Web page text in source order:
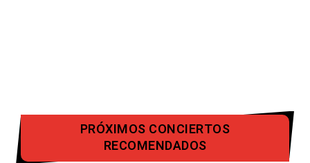
PRÓXIMOS CONCIERTOS
RECOMENDADOS